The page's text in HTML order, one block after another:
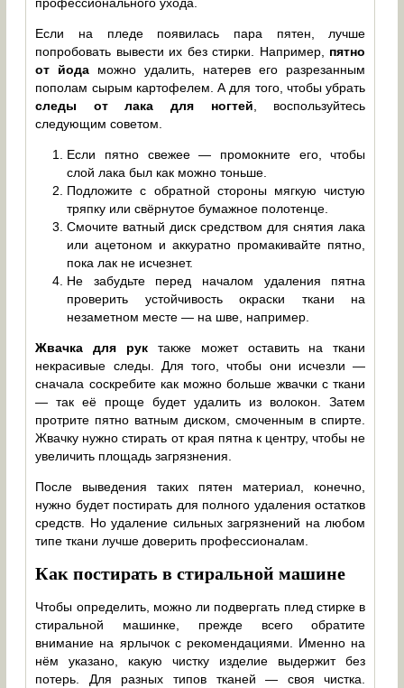
Если на пледе появилась пара пятен, лучше
попробовать вывести их без стирки. Например, пятно
от йода можно удалить, натерев его разрезанным
пополам сырым картофелем. А для того, чтобы убрать
следы от лака для ногтей , воспользуйтесь
следующим советом.
Если пятно свежее — промокните его, чтобы
слой лака был как можно тоньше.
Подложите с обратной стороны мягкую чистую
тряпку или свёрнутое бумажное полотенце.
Смочите ватный диск средством для снятия лака
или ацетоном и аккуратно промакивайте пятно,
пока лак не исчезнет.
Не забудьте перед началом удаления пятна
проверить устойчивость окраски ткани на
незаметном месте — на шве, например.
Жвачка для руктакже может оставить на ткани
некрасивые следы. Для того, чтобы они исчезли —
сначала соскребите как можно больше жвачки с ткани
— так её проще будет удалить из волокон. Затем
протрите пятно ватным диском, смоченным в спирте.
Жвачку нужно стирать от края пятна к центру, чтобы не
увеличить площадь загрязнения.
После выведения таких пятен материал, конечно,
нужно будет постирать для полного удаления остатков
средств. Но удаление сильных загрязнений на любом
типе ткани лучше доверить профессионалам.
Как постирать в стиральной машине
Чтобы определить, можно ли подвергать плед стирке в
стиральной машинке, прежде всего обратите
внимание на ярлычок с рекомендациями. Именно на
нём указано, какую чистку изделие выдержит без
потерь. Для разных типов тканей — своя чистка.